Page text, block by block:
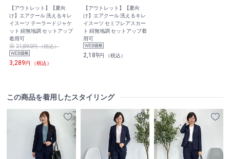
【アウトレット】【夏向
け】エアクール 洗えるキレ
イスーツ テーラードジャケ
ット 紺無地調 セットアップ
着用可
21,890円 （税込）
3,289円 （税込）
【アウトレット】【夏向
け】エアクール 洗えるキレ
イスーツ セミフレアスカー
ト 紺無地調 セットアップ着
用可
2,189円 （税込）
この商品を着用したスタイリング